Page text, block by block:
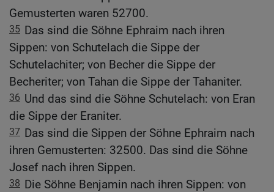
Gemusterten waren 52700.
35 Das sind die Söhne Ephraim nach ihren
Sippen: von Schutelach die Sippe der
Schutelachiter; von Becher die Sippe der
Becheriter; von Tahan die Sippe der Tahaniter.
36 Und das sind die Söhne Schutelach: von Eran
die Sippe der Eraniter.
37 Das sind die Sippen der Söhne Ephraim nach
ihren Gemusterten: 32500. Das sind die Söhne
Josef nach ihren Sippen.
38 Die Söhne Benjamin nach ihren Sippen: von